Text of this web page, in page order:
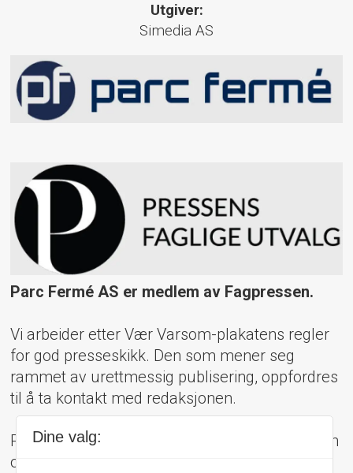
Utgiver:
Simedia AS
Parc Fermé AS er medlem av Fagpressen.
Vi arbeider etter Vær Varsom-plakatens regler
for god presseskikk. Den som mener seg
rammet av urettmessig publisering, oppfordres
til å ta kontakt med redaksjonen.
Pressens Faglige Utvalg (PFU) er et klageorgan
oppnevnt av Norsk Presseforbund som
Dine valg: